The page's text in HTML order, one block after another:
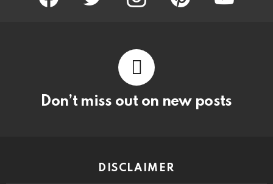
Don’t miss out on new posts
DISCLAIMER